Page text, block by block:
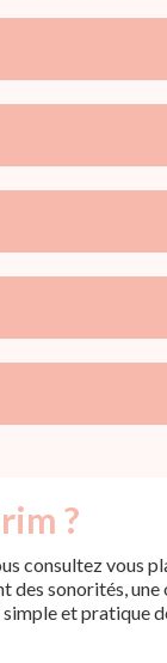
?
consultez vous
sonorités, une
et pratique